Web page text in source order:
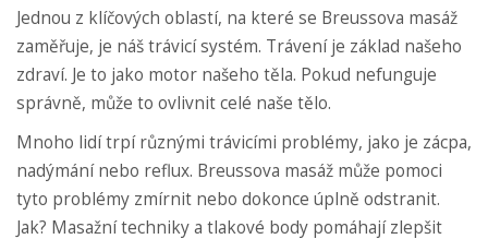
Jednou z klíčových oblastí, na které se Breussova masáž
zaměřuje, je náš trávicí systém. Trávení je základ našeho
zdraví. Je to jako motor našeho těla. Pokud nefunguje
správně, může to ovlivnit celé naše tělo.
Mnoho lidí trpí různými trávicími problémy, jako je zácpa,
nadýmání nebo reflux. Breussova masáž může pomoci
tyto problémy zmírnit nebo dokonce úplně odstranit.
Jak? Masažní techniky a tlakové body pomáhají zlepšit